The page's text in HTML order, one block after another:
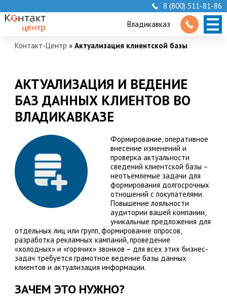
8 (800) 511-81-86
Владикавказ
Контакт-Центр » Актуализация клиентской базы
АКТУАЛИЗАЦИЯ И ВЕДЕНИЕ
БАЗ ДАННЫХ КЛИЕНТОВ ВО
ВЛАДИКАВКАЗЕ
Формирование, оперативное
внесение изменений и
проверка актуальности
сведений клиентской базы –
неотъемлемые задачи для
формирования долгосрочных
отношений с покупателями.
Повышение лояльности
аудитории вашей компании,
уникальные предложения для
отдельных лиц или групп, формирование опросов,
разработка рекламных кампаний, проведение
«холодных» и «горячих» звонков – для всех этих бизнес-
задач требуется грамотное ведение базы данных
клиентов и актуализация информации.
ЗАЧЕМ ЭТО НУЖНО?